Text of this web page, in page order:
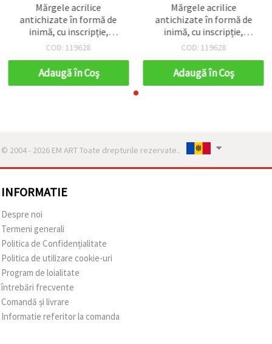
Mărgele acrilice
antichizate în formă de
inimă, cu inscripție,
24,5x10x4 mm, orificiu: 2
COD: 119628
Adaugă în Coş
Mărgele acrilice
antichizate în formă de
inimă, cu inscripție,
24,5x10x4 mm, orificiu: 2
COD: 119628
Adaugă în Coş
© 2004 - 2026 EM ART Toate drepturile rezervate..
INFORMATIE
Despre noi
Termeni generali
Politica de Confidențialitate
Politica de utilizare cookie-uri
Program de loialitate
întrebări frecvente
Comandă și livrare
Informatie referitor la comanda